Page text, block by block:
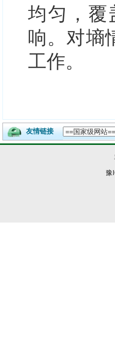
均匀，覆
响。 对墒
工作。
友情链接
豫